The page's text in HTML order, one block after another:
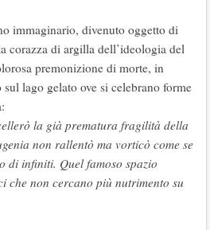
immaginario, divenuto oggetto di
corazza di argilla dell’ideologia del
premonizione di morte, in
lago gelato ove si celebrano forme
la già prematura fragilità della
non rallentò ma vorticò come se
di infiniti. Quel famoso spazio
che non cercano più nutrimento su